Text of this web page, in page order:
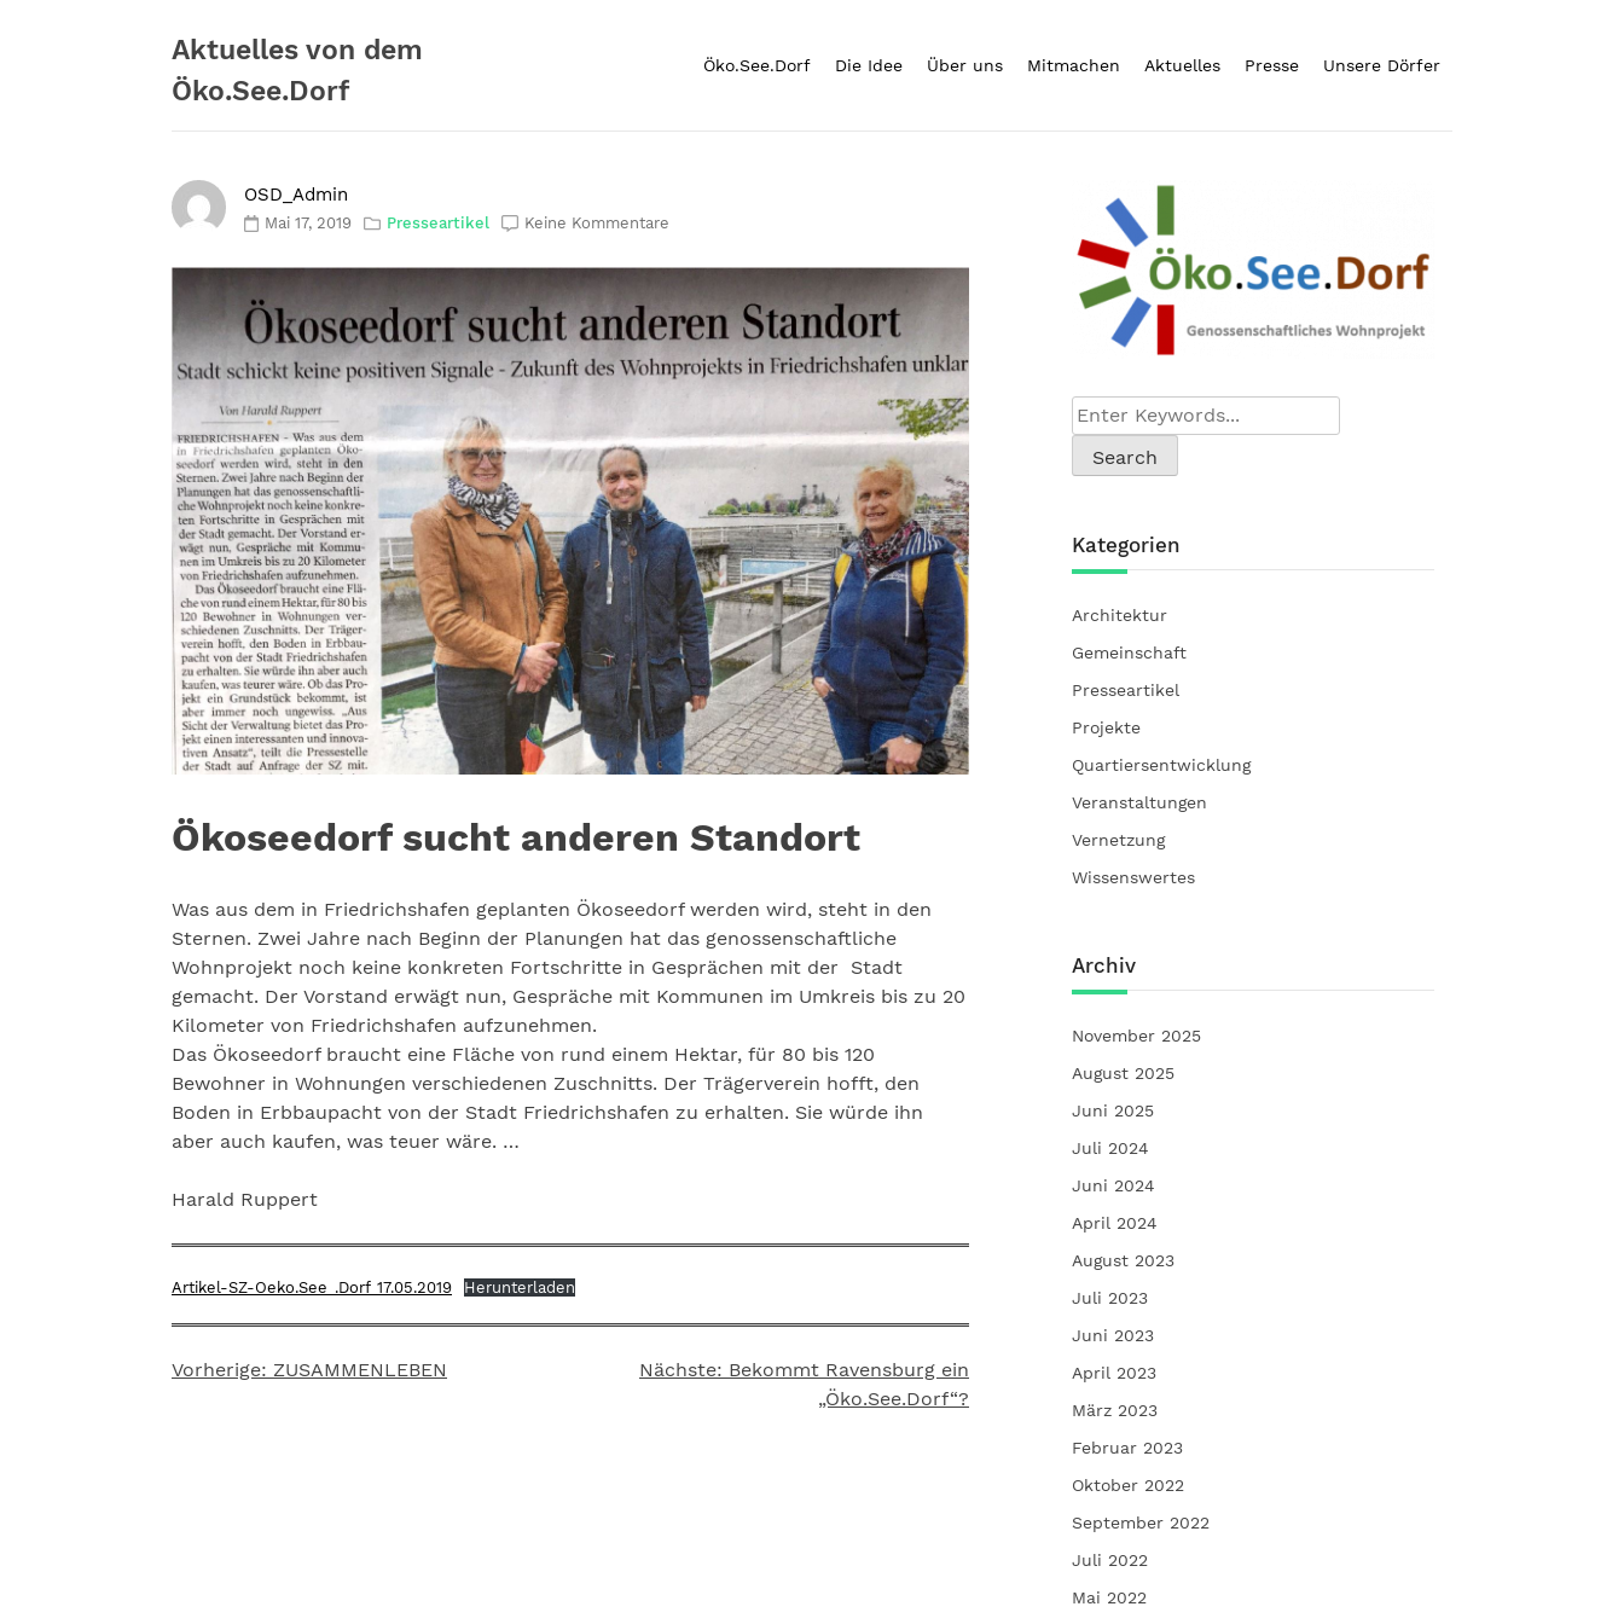
Aktuelles von dem
Öko.See.Dorf
Öko.See.Dorf Die Idee Über uns Mitmachen Aktuelles Presse Unsere Dörfer
OSD_Admin
Mai 17, 2019 Presseartikel Keine Kommentare
Ökoseedorf sucht anderen Standort
Was aus dem in Friedrichshafen geplanten Ökoseedorf werden wird, steht in den
Sternen. Zwei Jahre nach Beginn der Planungen hat das genossenschaftliche
Wohnprojekt noch keine konkreten Fortschritte in Gesprächen mit der Stadt
gemacht. Der Vorstand erwägt nun, Gespräche mit Kommunen im Umkreis bis zu 20
Kilometer von Friedrichshafen aufzunehmen.
Das Ökoseedorf braucht eine Fläche von rund einem Hektar, für 80 bis 120
Bewohner in Wohnungen verschiedenen Zuschnitts. Der Trägerverein hofft, den
Boden in Erbbaupacht von der Stadt Friedrichshafen zu erhalten. Sie würde ihn
aber auch kaufen, was teuer wäre. …
Harald Ruppert
Artikel-SZ-Oeko.See_.Dorf_17.05.2019 Herunterladen
Beitragsnavigation
Vorherige: ZUSAMMENLEBEN Nächste: Bekommt Ravensburg ein
„Öko.See.Dorf“?
Kategorien
Architektur
Gemeinschaft
Presseartikel
Projekte
Quartiersentwicklung
Veranstaltungen
Vernetzung
Wissenswertes
Archiv
November 2025
August 2025
Juni 2025
Juli 2024
Juni 2024
April 2024
August 2023
Juli 2023
Juni 2023
April 2023
März 2023
Februar 2023
Oktober 2022
September 2022
Juli 2022
Mai 2022